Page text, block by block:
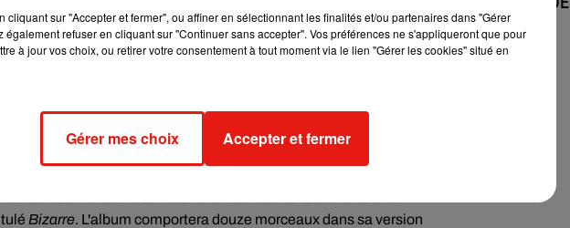
de grande activité collaborative pour l'artiste bruxellois. Il a
suédoise Tove Lo, dont il a également assuré la
le titre
un artiste en pleine expansion internationale, capable de
son identité sonore.
américaine sur scène lors du festival Coachella en avril
Bizarre. L'album comportera douze morceaux dans sa version
cliquant sur "Accepter et fermer", ou affiner en sélectionnant les finalités et/ou partenaires dans "Gérer
également refuser en cliquant sur "Continuer sans accepter". Vos préférences ne s'appliqueront que pour
à jour vos choix, ou retirer votre consentement à tout moment via le lien "Gérer les cookies" situé en
Gérer mes choix Accepter et fermer